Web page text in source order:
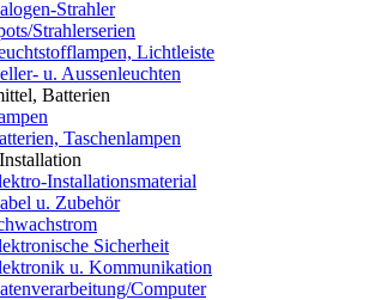
Strahler
Strahlerserien
Lichtleiste
u. Aussenleuchten
Batterien
Taschenlampen
Installationsmaterial
u. Zubehör
Sicherheit
u. Kommunikation
Computer